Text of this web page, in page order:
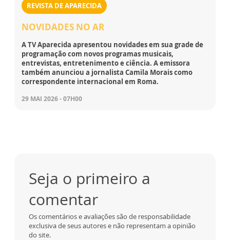
REVISTA DE APARECIDA
NOVIDADES NO AR
A TV Aparecida apresentou novidades em sua grade de
programação com novos programas musicais,
entrevistas, entretenimento e ciência. A emissora
também anunciou a jornalista Camila Morais como
correspondente internacional em Roma.
29 MAI 2026 - 07H00
Seja o primeiro a
comentar
Os comentários e avaliações são de responsabilidade
exclusiva de seus autores e não representam a opinião
do site.